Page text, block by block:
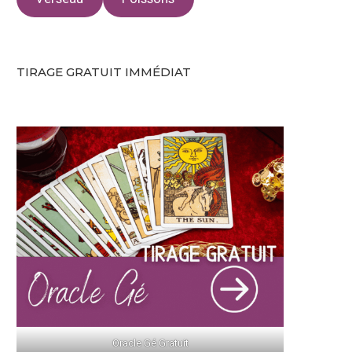
TIRAGE GRATUIT IMMÉDIAT
Oracle Gé Gratuit